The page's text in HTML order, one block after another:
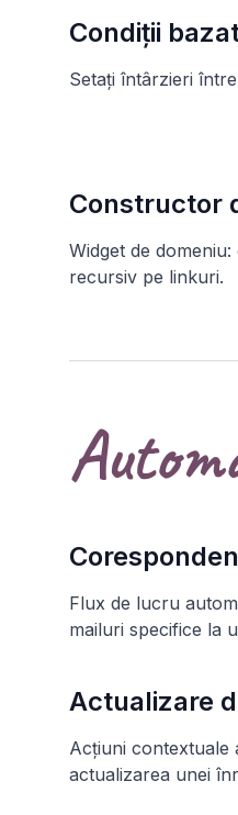
Condiții
Setați întârzieri
Constructor
Widget de
recursiv pe linkuri.
Flux de lucru
mailuri specifice la
Actualizare
Acțiuni contextuale
actualizarea unei